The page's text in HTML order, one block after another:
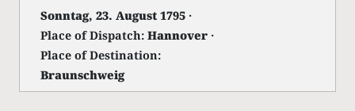
Sonntag, 23. August 1795 ·
Place of Dispatch: Hannover ·
Place of Destination:
Braunschweig